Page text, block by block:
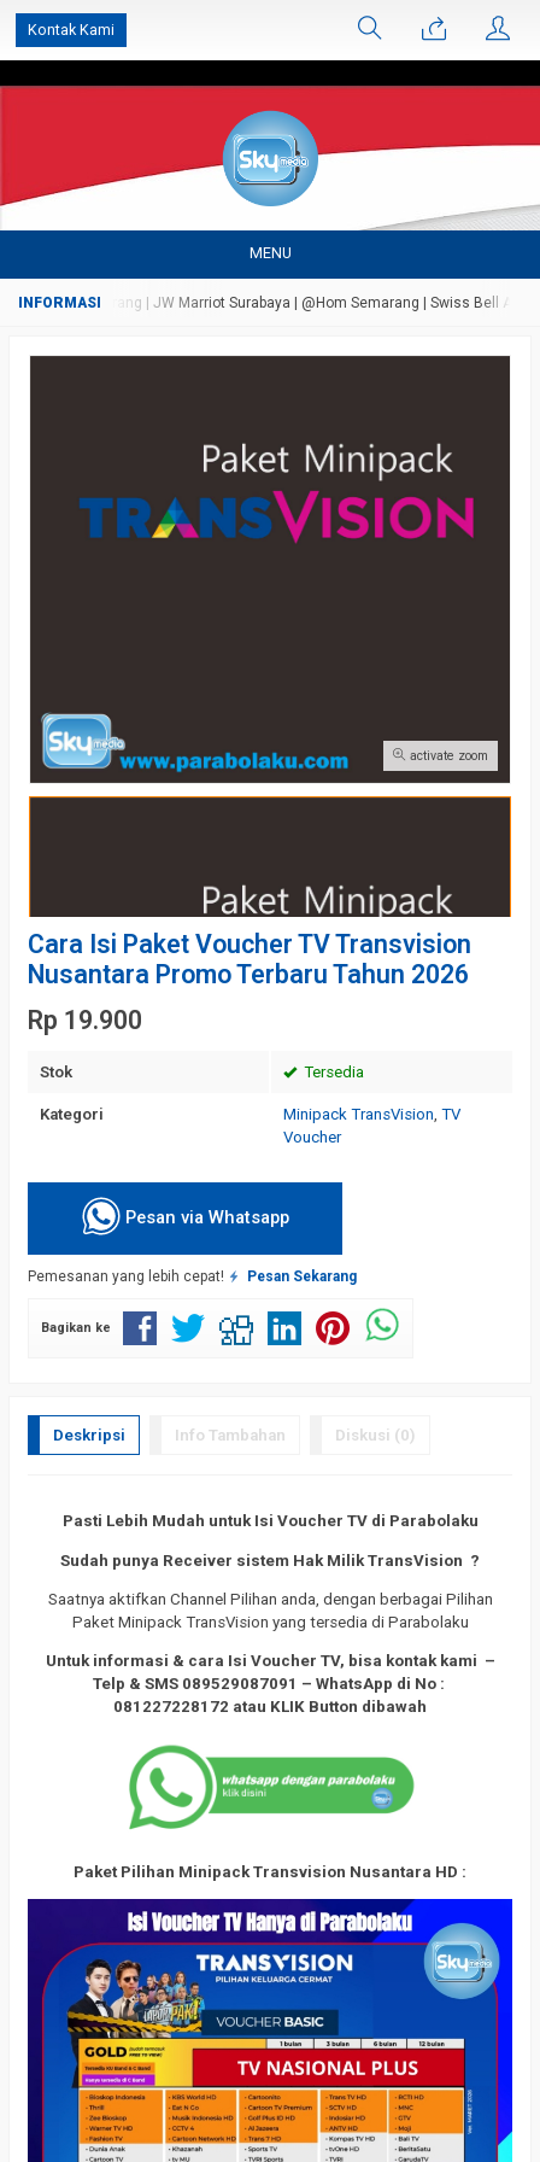
Kontak Kami
MENU
Semarang | JW Marriot Surabaya | @Hom Semarang | Swiss Bell
activate zoom
Cara Isi Paket Voucher TV Transvision
Nusantara Promo Terbaru Tahun 2026
Rp 19.900
Stok Tersedia
Kategori Minipack TransVision, TV
Voucher
Pesan via Whatsapp
Pemesanan yang lebih cepat! Pesan Sekarang
Bagikan ke
Deskripsi Info Tambahan Diskusi (0)
Pasti Lebih Mudah untuk Isi Voucher TV di Parabolaku
Sudah punya Receiver sistem Hak Milik TransVision ?
Saatnya aktifkan Channel Pilihan anda, dengan berbagai Pilihan
Paket Minipack TransVision yang tersedia di Parabolaku
Untuk informasi & cara Isi Voucher TV, bisa kontak kami –
Telp & SMS 089529087091 – WhatsApp di No :
081227228172 atau KLIK Button dibawah
Paket Pilihan Minipack Transvision Nusantara HD :